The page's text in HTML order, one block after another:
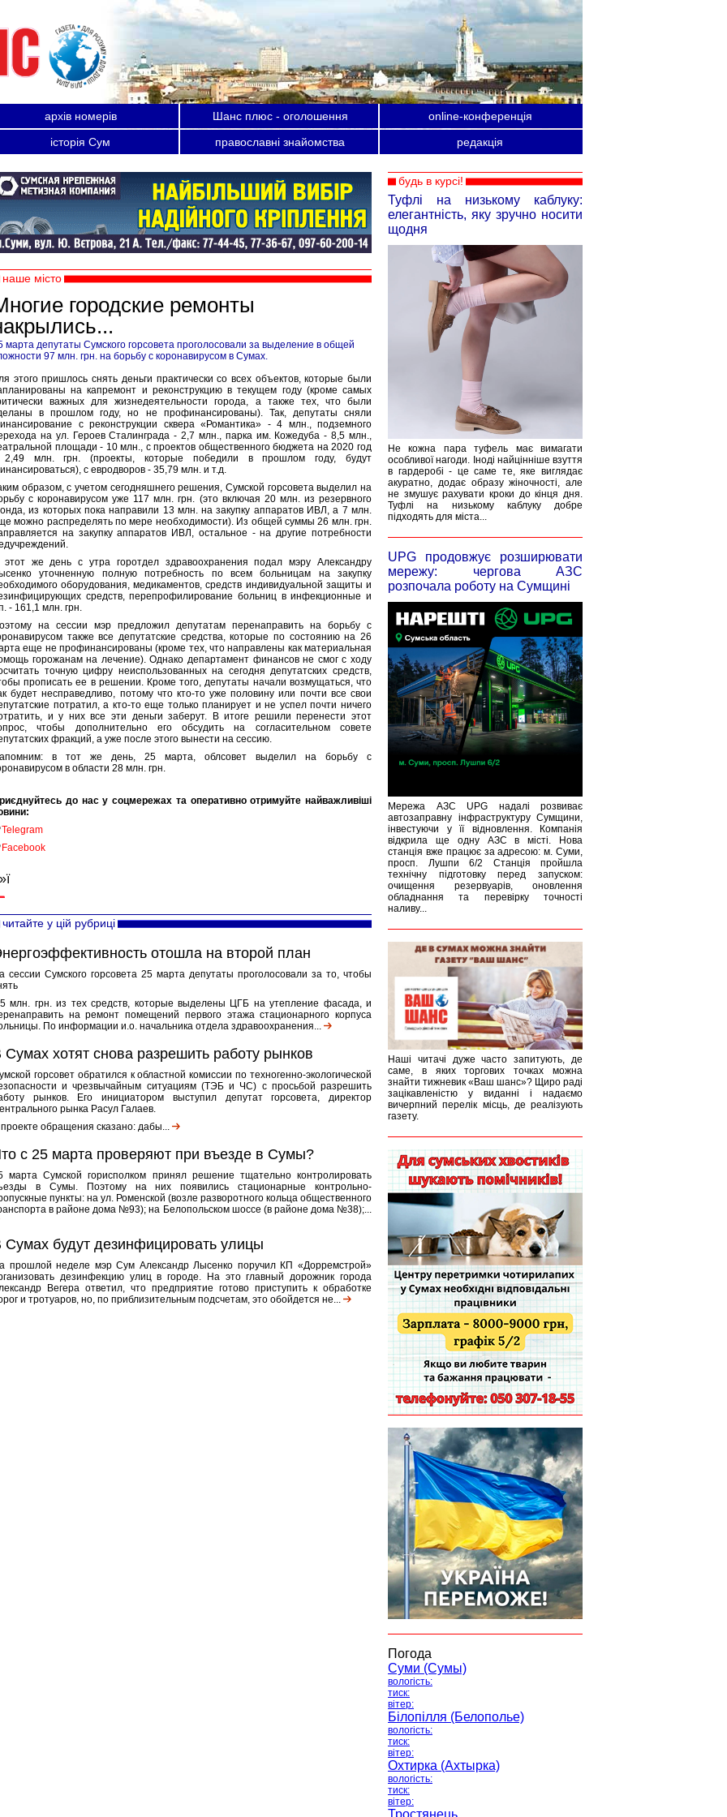
архів номерів Шанс плюс - оголошення
online-конференція
історія Сум православні знайомства редакція
наше місто
городские ремонты
марта депутаты Сумского горсовета проголосовали за выделение в общей
97 млн. грн. на борьбу с коронавирусом в Сумах.
этого пришлось снять деньги практически со всех объектов, которые были
на капремонт и реконструкцию в текущем году (кроме самых
важных для жизнедеятельности города, а также тех, что были
в прошлом году, но не профинансированы). Так, депутаты сняли
с реконструкции сквера «Романтика» - 4 млн., подземного
на ул. Героев Сталинграда - 2,7 млн., парка им. Кожедуба - 8,5 млн.,
площади - 10 млн., с проектов общественного бюджета на 2020 год
млн. грн. (проекты, которые победили в прошлом году, будут
с евродворов - 35,79 млн. и т.д.
образом, с учетом сегодняшнего решения, Сумской горсовета выделил на
с коронавирусом уже 117 млн. грн. (это включая 20 млн. из резервного
из которых пока направили 13 млн. на закупку аппаратов ИВЛ, а 7 млн.
можно распределять по мере необходимости). Из общей суммы 26 млн. грн.
на закупку аппаратов ИВЛ, остальное - на другие потребности
этот же день с утра горотдел здравоохранения подал мэру Александру
уточненную полную потребность по всем больницам на закупку
оборудования, медикаментов, средств индивидуальной защиты и
средств, перепрофилирование больниц в инфекционные и
- 161,1 млн. грн.
на сессии мэр предложил депутатам перенаправить на борьбу с
также все депутатские средства, которые по состоянию на 26
еще не профинансированы (кроме тех, что направлены как материальная
горожанам на лечение). Однако департамент финансов не смог с ходу
точную цифру неиспользованных на сегодня депутатских средств,
прописать ее в решении. Кроме того, депутаты начали возмущаться, что
будет несправедливо, потому что кто-то уже половину или почти все свои
потратил, а кто-то еще только планирует и не успел почти ничего
и у них все эти деньги заберут. В итоге решили перенести этот
чтобы дополнительно его обсудить на согласительном совете
фракций, а уже после этого вынести на сессию.
в тот же день, 25 марта, облсовет выделил на борьбу с
в области 28 млн. грн.
до нас у соцмережах та оперативно отримуйте найважливіші
Telegram
Facebook
читайте у цій рубриці
отошла на второй план
сессии Сумского горсовета 25 марта депутаты проголосовали за то, чтобы
млн. грн. из тех средств, которые выделены ЦГБ на утепление фасада, и
на ремонт помещений первого этажа стационарного корпуса
По информации и.о. начальника отдела здравоохранения...
Сумах хотят снова разрешить работу рынков
горсовет обратился к областной комиссии по техногенно-экологической
и чрезвычайным ситуациям (ТЭБ и ЧС) с просьбой разрешить
рынков. Его инициатором выступил депутат горсовета, директор
рынка Расул Галаев.
проекте обращения сказано: дабы...
с 25 марта проверяют при въезде в Сумы?
марта Сумской горисполком принял решение тщательно контролировать
в Сумы. Поэтому на них появились стационарные контрольно-
пункты: на ул. Роменской (возле разворотного кольца общественного
в районе дома №93); на Белопольском шоссе (в районе дома №38);...
Сумах будут дезинфицировать улицы
прошлой неделе мэр Сум Александр Лысенко поручил КП «Дорремстрой»
дезинфекцию улиц в городе. На это главный дорожник города
Вегера ответил, что предприятие готово приступить к обработке
и тротуаров, но, по приблизительным подсчетам, это обойдется не...
будь в курсі!
Туфлі на низькому каблуку:
елегантність, яку зручно носити
щодня
Не кожна пара туфель має вимагати
особливої нагоди. Іноді найцінніше взуття
в гардеробі - це саме те, яке виглядає
акуратно, додає образу жіночності, але
не змушує рахувати кроки до кінця дня.
Туфлі на низькому каблуку добре
підходять для міста...
UPG продовжує розширювати
мережу: чергова АЗС
розпочала роботу на Сумщині
Мережа АЗС UPG надалі розвиває
автозаправну інфраструктуру Сумщини,
інвестуючи у її відновлення. Компанія
відкрила ще одну АЗС в місті. Нова
станція вже працює за адресою: м. Суми,
просп. Лушпи 6/2 Станція пройшла
технічну підготовку перед запуском:
очищення резервуарів, оновлення
обладнання та перевірку точності
наливу...
Наші читачі дуже часто запитують, де
саме, в яких торгових точках можна
знайти тижневик «Ваш шанс»? Щиро раді
зацікавленістю у виданні і надаємо
вичерпний перелік місць, де реалізують
газету.
Погода
Суми (Сумы)
вологість:
тиск:
вітер:
Білопілля (Белополье)
вологість:
тиск:
вітер:
Охтирка (Ахтырка)
вологість:
тиск:
вітер:
Тростянець